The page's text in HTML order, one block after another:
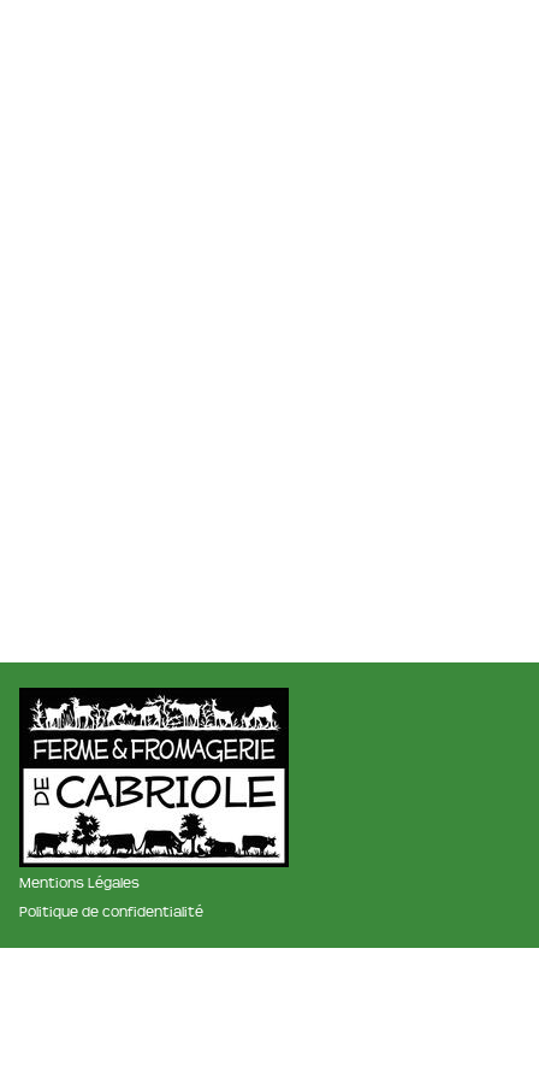
Mentions Légales
Politique de confidentialité